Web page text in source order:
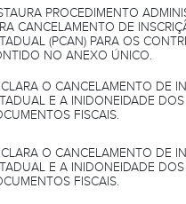
PROCEDIMENTO
CANCELAMENTO DE
(PCAN) PARA OS
NO ANEXO ÚNICO.
O CANCELAMENTO DE
E A INIDONEIDADE DOS
FISCAIS.
O CANCELAMENTO DE
E A INIDONEIDADE DOS
FISCAIS.